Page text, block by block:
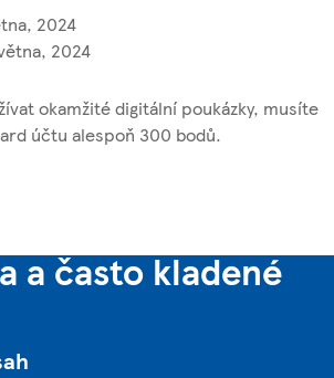
2024
2024
okamžité digitální poukázky, musíte
účtu alespoň 300 bodů.
a často kladené